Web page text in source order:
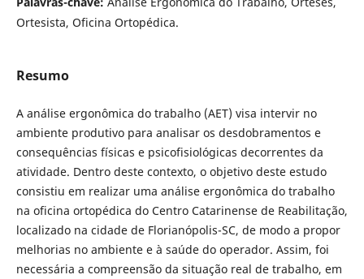
Ortesista, Oficina Ortopédica.
Resumo
A análise ergonômica do trabalho (AET) visa intervir no
ambiente produtivo para analisar os desdobramentos e
consequências físicas e psicofisiológicas decorrentes da
atividade. Dentro deste contexto, o objetivo deste estudo
consistiu em realizar uma análise ergonômica do trabalho
na oficina ortopédica do Centro Catarinense de Reabilitação,
localizado na cidade de Florianópolis-SC, de modo a propor
melhorias no ambiente e à saúde do operador. Assim, foi
necessária a compreensão da situação real de trabalho, em